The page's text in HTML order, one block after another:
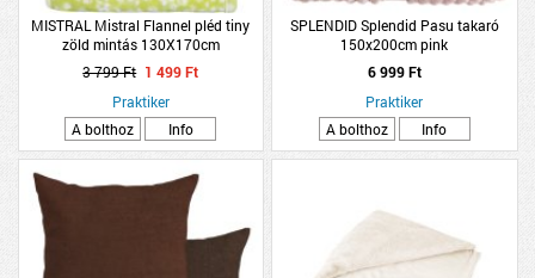
MISTRAL Mistral Flannel pléd tiny
zöld mintás 130X170cm
3 799 Ft 1 499 Ft
Praktiker
A bolthoz
Info
SPLENDID Splendid Pasu takaró
150x200cm pink
6 999 Ft
Praktiker
A bolthoz
Info